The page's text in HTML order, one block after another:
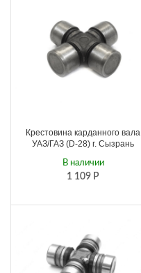
Крестовина карданного вала
УАЗ/ГАЗ (D-28) г. Сызрань
1 109 Р
В наличии